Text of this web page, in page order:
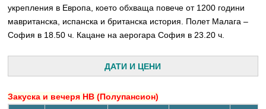
укрепления в Европа, което обхваща повече от 1200 години
мавританска, испанска и британска история. Полет Малага –
София в 18.50 ч. Кацане на аерогара София в 23.20 ч.
ДАТИ И ЦЕНИ
Закуска и вечеря HB (Полупансион)